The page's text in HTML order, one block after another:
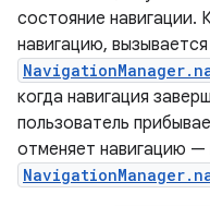
состояние навигации.
навигацию,
когда навигация
пользователь
отменяет навигацию